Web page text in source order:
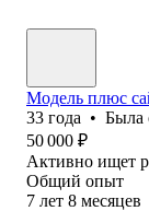
Модель плюс
33 года • Была
50 000 ₽
Активно ищет
Общий опыт
7 лет 8 месяцев